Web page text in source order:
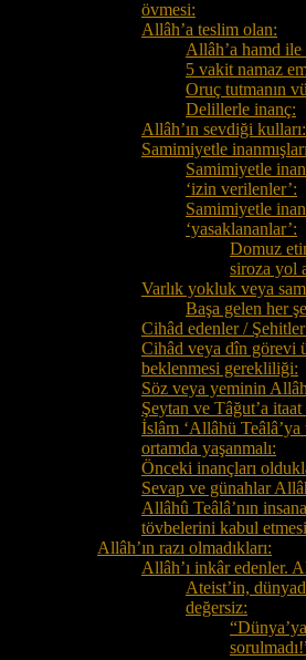
övmesi:
Allâh’a teslim olan:
Allâh’a hamd ile
5 vakit namaz
Oruç tutmanın
Delillerle inanç:
Allâh’ın sevdiği kulları:
Samimiyetle
Samimiyetle
‘izin verilenler’:
Samimiyetle
‘yasaklananlar’:
Domuz
siroza yol
Varlık yokluk veya
Başa gelen her
Cihâd edenler /
Cihâd veya dîn görevi
beklenmesi gerekliliği:
Söz veya yeminin
Şeytan ve Tâğut’a
İslâm ‘Allâhü Teâlâ’ya
ortamda yaşanmalı:
Önceki inançları
Sevap ve günahlar
Allâhû Teâlâ’nın
tövbelerini kabul
Allâh’ın razı olmadıkları:
Allâh’ı inkâr edenler.
Ateist’in,
değersiz: